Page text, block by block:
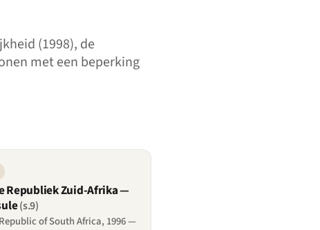
(1998), de
met een beperking
Republiek Zuid-Afrika —
(s.9)
of South Africa, 1996 —